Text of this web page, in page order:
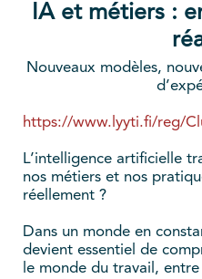
IA et métiers :
Nouveaux modèles,
https://www.lyyti.fi/reg/
L’intelligence artificielle
nos métiers et nos
réellement ?
Dans un monde en
devient essentiel de
le monde du travail,